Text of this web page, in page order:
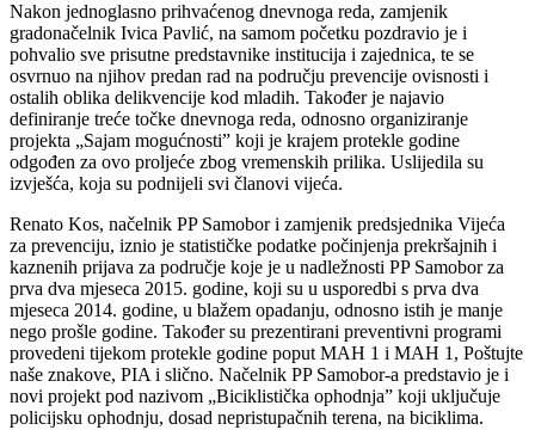
Nakon jednoglasno prihvaćenog dnevnoga reda, zamjenik
gradonačelnik Ivica Pavlić, na samom početku pozdravio je i
pohvalio sve prisutne predstavnike institucija i zajednica, te se
osvrnuo na njihov predan rad na području prevencije ovisnosti i
ostalih oblika delikvencije kod mladih. Također je najavio
definiranje treće točke dnevnoga reda, odnosno organiziranje
projekta „Sajam mogućnosti” koji je krajem protekle godine
odgođen za ovo proljeće zbog vremenskih prilika. Uslijedila su
izvješća, koja su podnijeli svi članovi vijeća.
Renato Kos, načelnik PP Samobor i zamjenik predsjednika Vijeća
za prevenciju, iznio je statističke podatke počinjenja prekršajnih i
kaznenih prijava za područje koje je u nadležnosti PP Samobor za
prva dva mjeseca 2015. godine, koji su u usporedbi s prva dva
mjeseca 2014. godine, u blažem opadanju, odnosno istih je manje
nego prošle godine. Također su prezentirani preventivni programi
provedeni tijekom protekle godine poput MAH 1 i MAH 1, Poštujte
naše znakove, PIA i slično. Načelnik PP Samobor-a predstavio je i
novi projekt pod nazivom „Biciklistička ophodnja” koji uključuje
policijsku ophodnju, dosad nepristupačnih terena, na biciklima.